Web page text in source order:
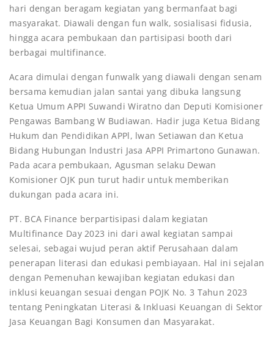
hari dengan beragam kegiatan yang bermanfaat bagi
masyarakat. Diawali dengan fun walk, sosialisasi fidusia,
hingga acara pembukaan dan partisipasi booth dari
berbagai multifinance.
Acara dimulai dengan funwalk yang diawali dengan senam
bersama kemudian jalan santai yang dibuka langsung
Ketua Umum APPI Suwandi Wiratno dan Deputi Komisioner
Pengawas Bambang W Budiawan. Hadir juga Ketua Bidang
Hukum dan Pendidikan APPl, lwan Setiawan dan Ketua
Bidang Hubungan lndustri Jasa APPI Primartono Gunawan.
Pada acara pembukaan, Agusman selaku Dewan
Komisioner OJK pun turut hadir untuk memberikan
dukungan pada acara ini.
PT. BCA Finance berpartisipasi dalam kegiatan
Multifinance Day 2023 ini dari awal kegiatan sampai
selesai, sebagai wujud peran aktif Perusahaan dalam
penerapan literasi dan edukasi pembiayaan. Hal ini sejalan
dengan Pemenuhan kewajiban kegiatan edukasi dan
inklusi keuangan sesuai dengan POJK No. 3 Tahun 2023
tentang Peningkatan Literasi & Inkluasi Keuangan di Sektor
Jasa Keuangan Bagi Konsumen dan Masyarakat.